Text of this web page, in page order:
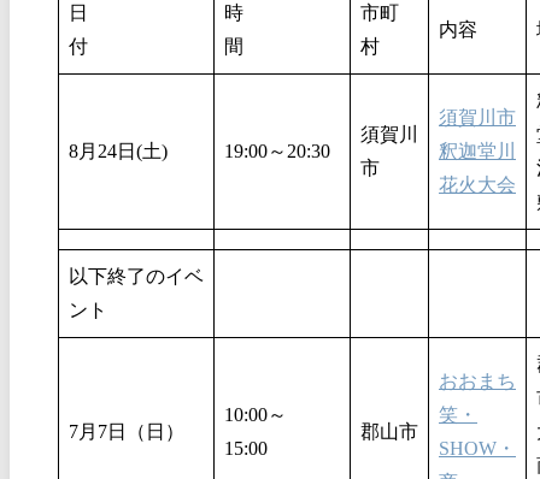
日
付
時
間
市町
村
内容
8月24日(土) 19:00～20:30
須賀川
市
須賀川市
釈迦堂川
花火大会
以下終了のイベ
ント
7月7日（日）
10:00～
15:00
郡山市
おおまち
笑・
SHOW・